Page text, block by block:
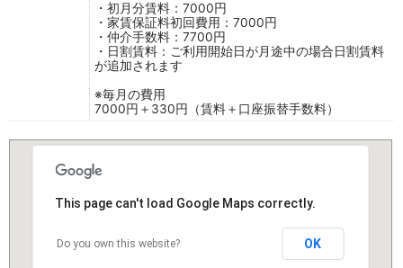
・初月分賃料：7000円
・家賃保証料初回費用：7000円
・仲介手数料：7700円
・日割賃料：ご利用開始日が月途中の場合日割賃料
が追加されます
※毎月の費用
7000円＋330円（賃料＋口座振替手数料）
This page can't load Google Maps correctly.
Do you own this website? OK